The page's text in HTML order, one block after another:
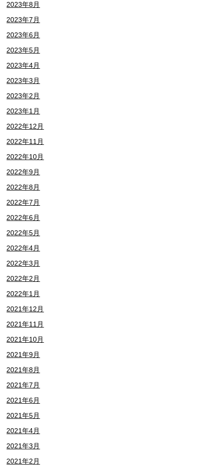
2023年8月
2023年7月
2023年6月
2023年5月
2023年4月
2023年3月
2023年2月
2023年1月
2022年12月
2022年11月
2022年10月
2022年9月
2022年8月
2022年7月
2022年6月
2022年5月
2022年4月
2022年3月
2022年2月
2022年1月
2021年12月
2021年11月
2021年10月
2021年9月
2021年8月
2021年7月
2021年6月
2021年5月
2021年4月
2021年3月
2021年2月